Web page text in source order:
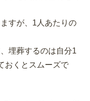
すが、1人あたりの
埋葬するのは自分1
おくとスムーズで